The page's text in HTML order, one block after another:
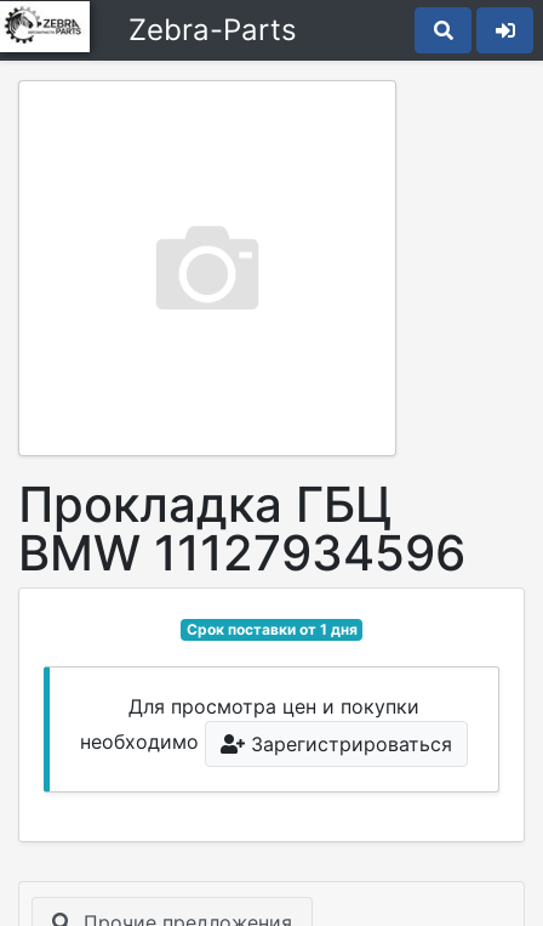
Zebra-Parts
Прокладка ГБЦ
BMW 11127934596
Срок поставки от 1 дня
Для просмотра цен и покупки
необходимо
Зарегистрироваться